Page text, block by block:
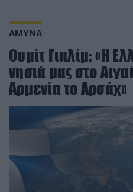
ΑΜΥΝΑ
Ουμίτ Γιαλίμ: «Η
νησιά μας στο
Αρμενία το Αρσάχ»